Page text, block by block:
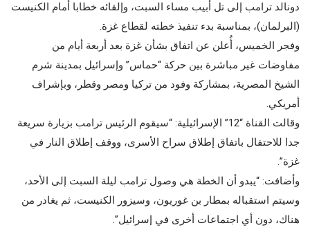
دونالد ترامب إلى تل أبيب مساء السبت، وإلقائه خطابا أمام الكنيست
(البرلمان)، بمناسبة بدء تنفيذ خطته لقطاع غزة.
وفجر الخميس، أُعلن عن اتفاق بشأن غزة بعد أربعة أيام من
مفاوضات غير مباشرة بين حركة “حماس” وإسرائيل بمدينة شرم
الشيخ المصرية، بمشاركة وفود من تركيا ومصر وقطر، وبإشراف
أمريكي.
وقالت القناة “12” الإسرائيلية: “سيقوم الرئيس ترامب بزيارة سريعة
جدا للاحتفال باتفاق إطلاق سراح الأسرى، ووقف إطلاق النار في
غزة”.
وأضافت: “يبدو أن الخطة هي وصول ترامب ليلة السبت إلى الأحد،
وسيتم استقباله بمطار بن غوريون، وسيزور الكنيست، ثم يغادر من
هناك، دون أي اجتماعات أخرى في إسرائيل”.